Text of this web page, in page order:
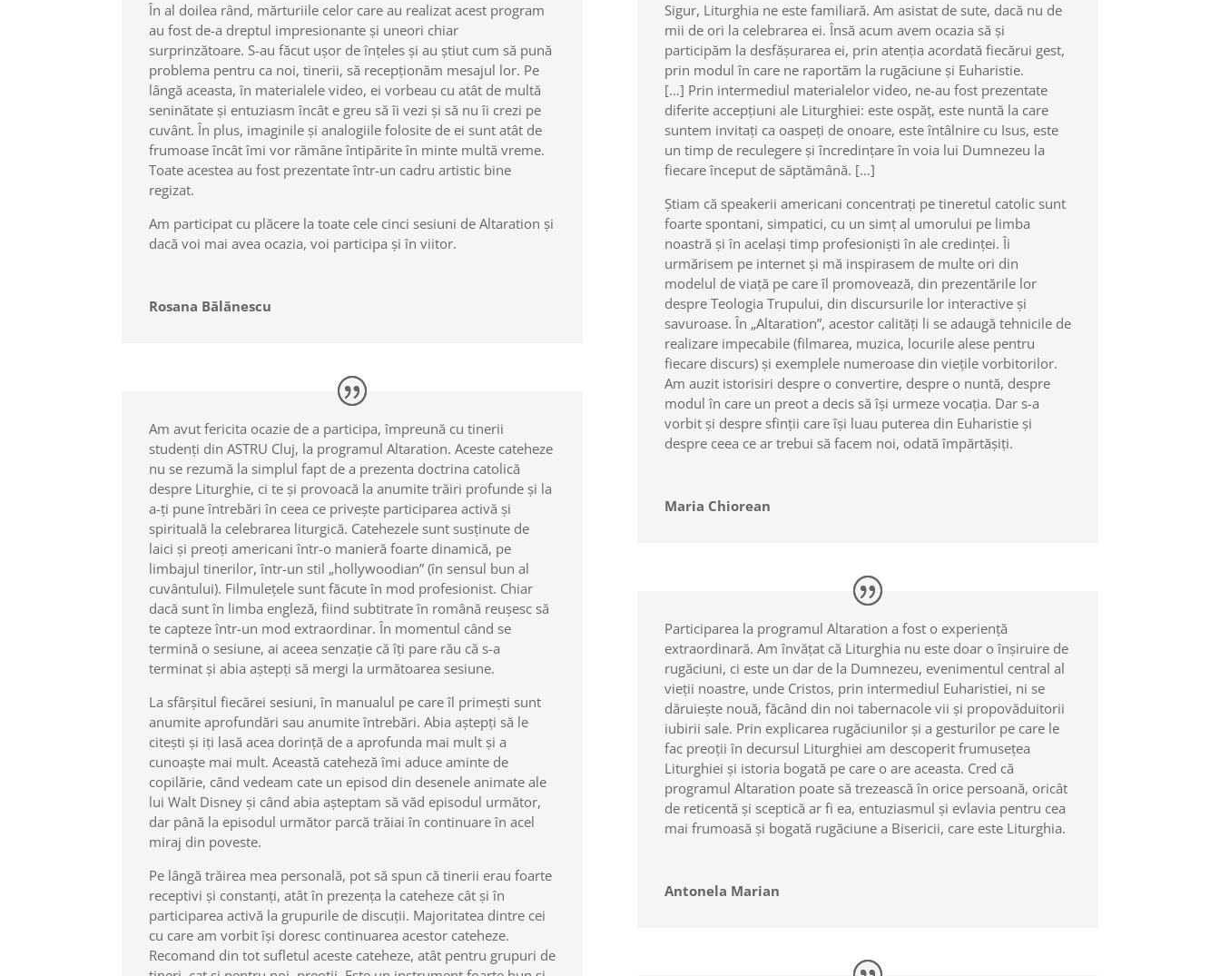
În al doilea rând, mărturiile celor care au realizat acest program
au fost de-a dreptul impresionante și uneori chiar
surprinzătoare. S-au făcut ușor de înțeles și au știut cum să pună
problema pentru ca noi, tinerii, să recepționăm mesajul lor. Pe
lângă aceasta, în materialele video, ei vorbeau cu atât de multă
seninătate și entuziasm încât e greu să îi vezi și să nu îi crezi pe
cuvânt. În plus, imaginile și analogiile folosite de ei sunt atât de
frumoase încât îmi vor rămâne întipărite în minte multă vreme.
Toate acestea au fost prezentate într-un cadru artistic bine
regizat.
Am participat cu plăcere la toate cele cinci sesiuni de Altaration și
dacă voi mai avea ocazia, voi participa și în viitor.
Rosana Bălănescu
Am avut fericita ocazie de a participa, împreună cu tinerii
studenți din ASTRU Cluj, la programul Altaration. Aceste cateheze
nu se rezumă la simplul fapt de a prezenta doctrina catolică
despre Liturghie, ci te și provoacă la anumite trăiri profunde și la
a-ți pune întrebări în ceea ce privește participarea activă și
spirituală la celebrarea liturgică. Catehezele sunt susținute de
laici și preoți americani într-o manieră foarte dinamică, pe
limbajul tinerilor, într-un stil „hollywoodian” (în sensul bun al
cuvântului). Filmulețele sunt făcute în mod profesionist. Chiar
dacă sunt în limba engleză, fiind subtitrate în română reușesc să
te capteze într-un mod extraordinar. În momentul când se
termină o sesiune, ai aceea senzație că îți pare rău că s-a
terminat și abia aștepți să mergi la următoarea sesiune.
La sfârșitul fiecărei sesiuni, în manualul pe care îl primești sunt
anumite aprofundări sau anumite întrebări. Abia aștepți să le
citești și iți lasă acea dorință de a aprofunda mai mult și a
cunoaște mai mult. Această cateheză îmi aduce aminte de
copilărie, când vedeam cate un episod din desenele animate ale
lui Walt Disney și când abia așteptam să văd episodul următor,
dar până la episodul următor parcă trăiai în continuare în acel
miraj din poveste.
Pe lângă trăirea mea personală, pot să spun că tinerii erau foarte
receptivi și constanți, atât în prezența la cateheze cât și în
participarea activă la grupurile de discuții. Majoritatea dintre cei
cu care am vorbit își doresc continuarea acestor cateheze.
Recomand din tot sufletul aceste cateheze, atât pentru grupuri de
Sigur, Liturghia ne este familiară. Am asistat de sute, dacă nu de
mii de ori la celebrarea ei. Însă acum avem ocazia să și
participăm la desfășurarea ei, prin atenția acordată fiecărui gest,
prin modul în care ne raportăm la rugăciune și Euharistie.
[…] Prin intermediul materialelor video, ne-au fost prezentate
diferite accepțiuni ale Liturghiei: este ospăț, este nuntă la care
suntem invitați ca oaspeți de onoare, este întâlnire cu Isus, este
un timp de reculegere și încredințare în voia lui Dumnezeu la
fiecare început de săptămână. […]
Știam că speakerii americani concentrați pe tineretul catolic sunt
foarte spontani, simpatici, cu un simț al umorului pe limba
noastră și în același timp profesioniști în ale credinței. Îi
urmărisem pe internet și mă inspirasem de multe ori din
modelul de viață pe care îl promovează, din prezentările lor
despre Teologia Trupului, din discursurile lor interactive și
savuroase. În „Altaration”, acestor calități li se adaugă tehnicile de
realizare impecabile (filmarea, muzica, locurile alese pentru
fiecare discurs) și exemplele numeroase din viețile vorbitorilor.
Am auzit istorisiri despre o convertire, despre o nuntă, despre
modul în care un preot a decis să își urmeze vocația. Dar s-a
vorbit și despre sfinții care își luau puterea din Euharistie și
despre ceea ce ar trebui să facem noi, odată împărtășiți.
Maria Chiorean
Participarea la programul Altaration a fost o experiență
extraordinară. Am învățat că Liturghia nu este doar o înșiruire de
rugăciuni, ci este un dar de la Dumnezeu, evenimentul central al
vieții noastre, unde Cristos, prin intermediul Euharistiei, ni se
dăruiește nouă, făcând din noi tabernacole vii și propovăduitorii
iubirii sale. Prin explicarea rugăciunilor și a gesturilor pe care le
fac preoții în decursul Liturghiei am descoperit frumusețea
Liturghiei și istoria bogată pe care o are aceasta. Cred că
programul Altaration poate să trezească în orice persoană, oricât
de reticentă și sceptică ar fi ea, entuziasmul și evlavia pentru cea
mai frumoasă și bogată rugăciune a Bisericii, care este Liturghia.
Antonela Marian